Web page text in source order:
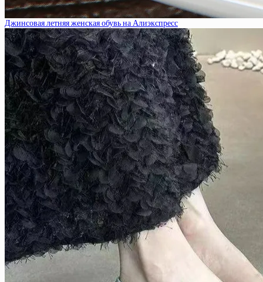
Джинсовая летняя женская обувь на Алиэкспресс